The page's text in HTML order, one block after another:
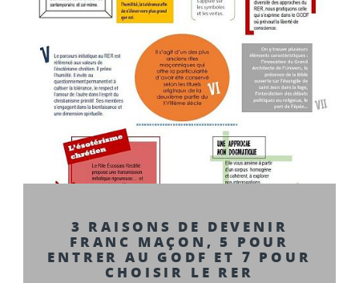
3 RAISONS DE DEVENIR
FRANC MAÇON, 5 POUR
ENTRER AU GODF ET 7 POUR
CHOISIR LE RER